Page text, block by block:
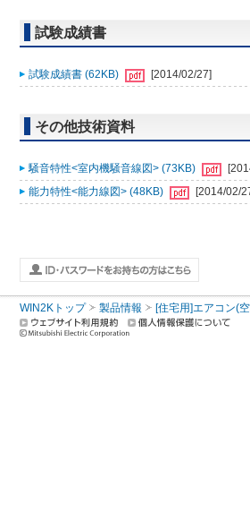
試験成績書
試験成績書 (62KB) [2014/02/27]
その他技術資料
騒音特性<室内機騒音線図> (73KB)
能力特性<能力線図> (48KB)
[2014/02/
WIN2Kトップ 製品情報 [住宅用]エアコン(